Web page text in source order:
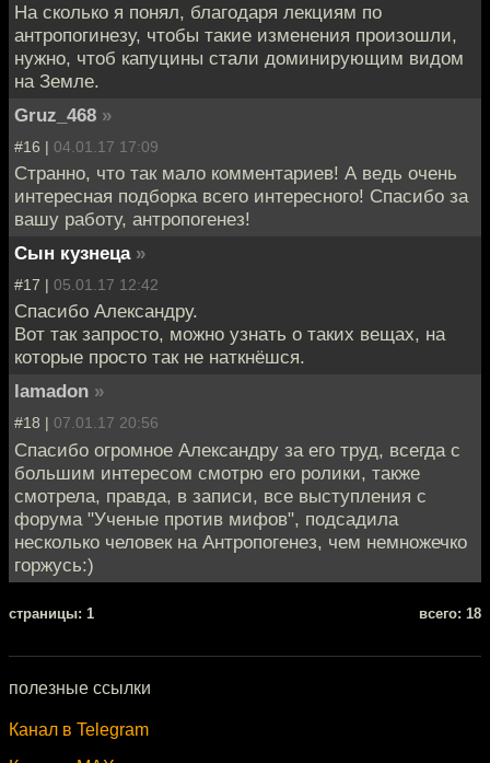
На сколько я понял, благодаря лекциям по
антропогинезу, чтобы такие изменения произошли,
нужно, чтоб капуцины стали доминирующим видом
на Земле.
Gruz_468 »
#16 | 04.01.17 17:09
Странно, что так мало комментариев! А ведь очень
интересная подборка всего интересного! Спасибо за
вашу работу, антропогенез!
Сын кузнеца »
#17 | 05.01.17 12:42
Спасибо Александру.
Вот так запросто, можно узнать о таких вещах, на
которые просто так не наткнёшся.
lamadon »
#18 | 07.01.17 20:56
Спасибо огромное Александру за его труд, всегда с
большим интересом смотрю его ролики, также
смотрела, правда, в записи, все выступления с
форума "Ученые против мифов", подсадила
несколько человек на Антропогенез, чем немножечко
горжусь:)
cтраницы: 1 всего: 18
полезные ссылки
Канал в Telegram